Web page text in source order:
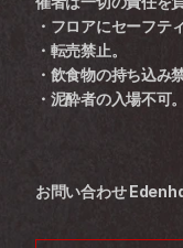
・フロアにセーフテ
・転売禁止。
・飲食物の持ち込み
・泥酔者の入場不可。
お問い合わせ